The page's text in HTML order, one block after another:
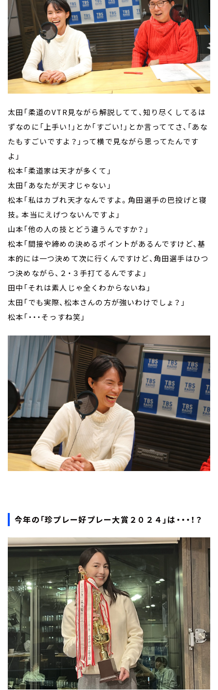
太田「柔道のVTR見ながら解説してて、知り尽くしてるは
ずなのに「上手い！」とか「すごい！」とか言っててさ、「あな
たもすごいですよ？」って横で見ながら思ってたんです
よ」
松本「柔道家は天才が多くて」
太田「あなたが天才じゃない」
松本「私はカブれ天才なんですよ。角田選手の巴投げと寝
技。本当にえげつないんですよ」
山本「他の人の技とどう違うんですか？」
松本「間接や締めの決めるポイントがあるんですけど、基
本的には一つ決めて次に行くんですけど、角田選手はひつ
つ決めながら、２・３手打てるんですよ」
田中「それは素人じゃ全くわからないね」
太田「でも実際、松本さんの方が強いわけでしょ？」
松本「・・・そっすね笑」
今年の「珍プレー好プレー大賞２０２４」は・・・！？